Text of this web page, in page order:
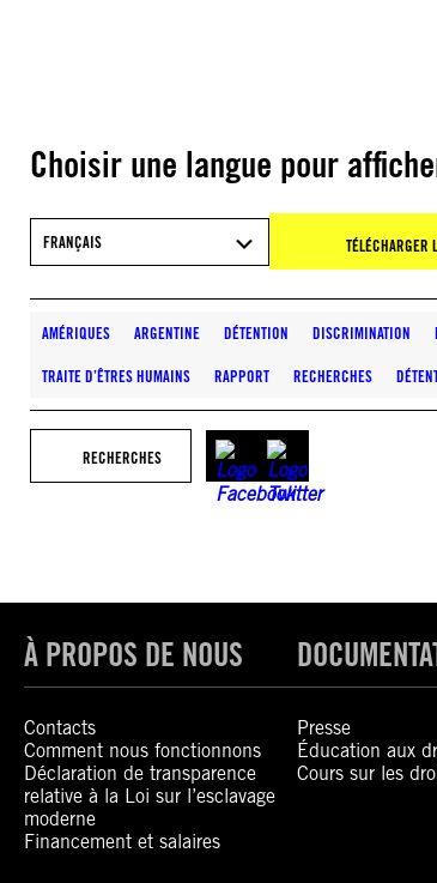
Choisir une langue pour
FRANÇAIS TÉLÉCHARGER
AMÉRIQUES ARGENTINE DÉTENTION DISCRIMINATION
TRAITE D’ÊTRES HUMAINS RAPPORT RECHERCHES
RECHERCHES
À PROPOS DE NOUS
Contacts
Comment nous fonctionnons
Déclaration de transparence
relative à la Loi sur l’esclavage
moderne
Financement et salaires
Presse
Éducation aux
Cours sur les